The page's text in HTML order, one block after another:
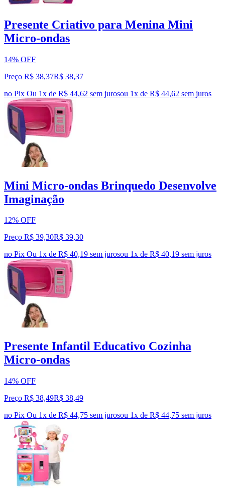
Presente Criativo para Menina Mini
Micro-ondas
14% OFF
Preço R$ 38,37R$ 38,37
no Pix Ou 1x de R$ 44,62 sem jurosou 1x de R$ 44,62 sem juros
Mini Micro-ondas Brinquedo Desenvolve
Imaginação
12% OFF
Preço R$ 39,30R$ 39,30
no Pix Ou 1x de R$ 40,19 sem jurosou 1x de R$ 40,19 sem juros
Presente Infantil Educativo Cozinha
Micro-ondas
14% OFF
Preço R$ 38,49R$ 38,49
no Pix Ou 1x de R$ 44,75 sem jurosou 1x de R$ 44,75 sem juros